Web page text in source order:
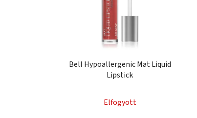
Bell Hypoallergenic Mat Liquid
Lipstick
Elfogyott